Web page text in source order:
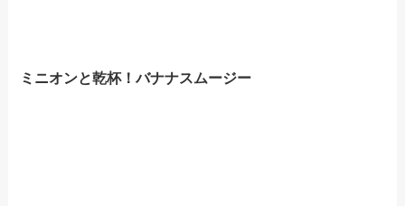
ミニオンと乾杯！バナナスムージー